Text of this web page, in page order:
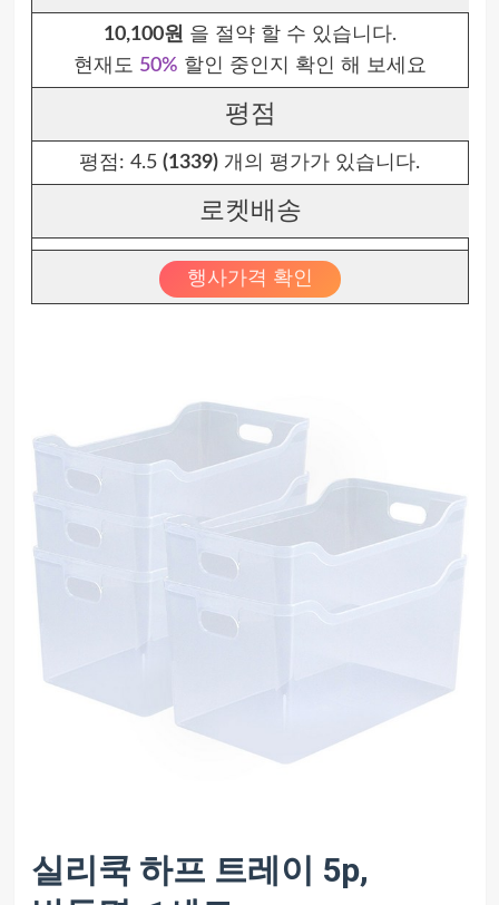
10,100원 을 절약 할 수 있습니다.
현재도 50% 할인 중인지 확인 해 보세요
평점
평점: 4.5 (1339) 개의 평가가 있습니다.
로켓배송
행사가격 확인
실리쿡 하프 트레이 5p,